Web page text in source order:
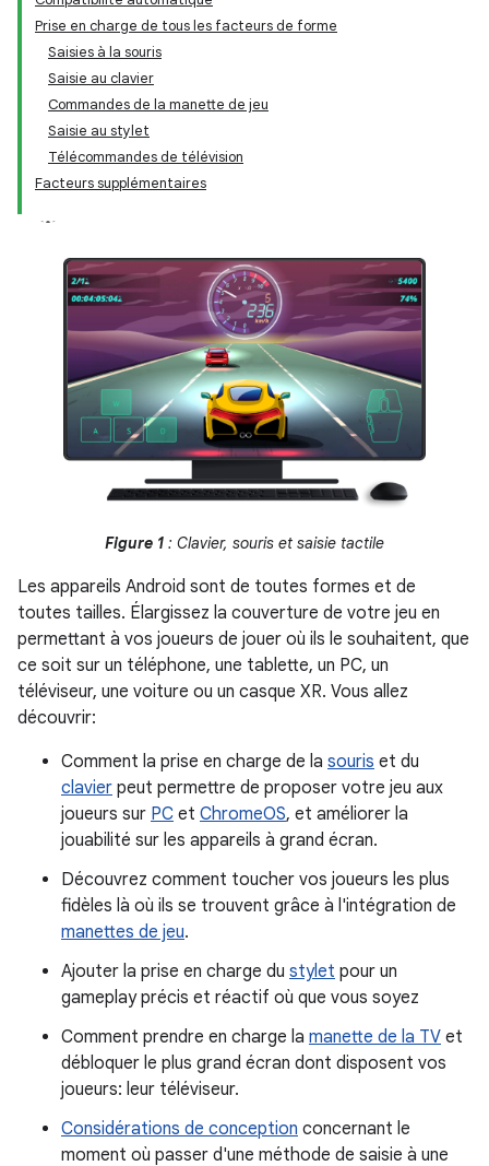
Prise en charge de tous les facteurs de forme
Saisies à la souris
Saisie au clavier
Commandes de la manette de jeu
Saisie au stylet
Télécommandes de télévision
Facteurs supplémentaires
Figure 1 : Clavier, souris et saisie tactile
Les appareils Android sont de toutes formes et de
toutes tailles. Élargissez la couverture de votre jeu en
permettant à vos joueurs de jouer où ils le souhaitent, que
ce soit sur un téléphone, une tablette, un PC, un
téléviseur, une voiture ou un casque XR. Vous allez
découvrir:
Comment la prise en charge de la souris et du
clavier peut permettre de proposer votre jeu aux
joueurs sur PC et ChromeOS, et améliorer la
jouabilité sur les appareils à grand écran.
Découvrez comment toucher vos joueurs les plus
fidèles là où ils se trouvent grâce à l'intégration de
manettes de jeu.
Ajouter la prise en charge du stylet pour un
gameplay précis et réactif où que vous soyez
Comment prendre en charge la manette de la TV et
débloquer le plus grand écran dont disposent vos
joueurs: leur téléviseur.
Considérations de conception concernant le
moment où passer d'une méthode de saisie à une